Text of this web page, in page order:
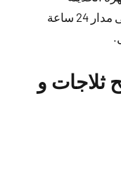
لدينا خدمة اصلاح ثلاجات الظهر على مدار 24 ساعة
ثلاجات و